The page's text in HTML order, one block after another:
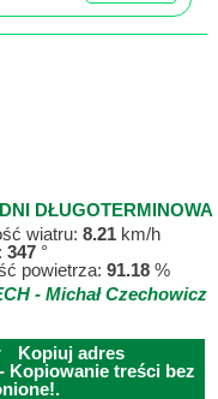
DŁUGOTERMINOWA
wiatru: 8.21km/h
347 °
powietrza: 91.18%
- Michał Czechowicz
Kopiuj adres
Kopiowanie treści bez